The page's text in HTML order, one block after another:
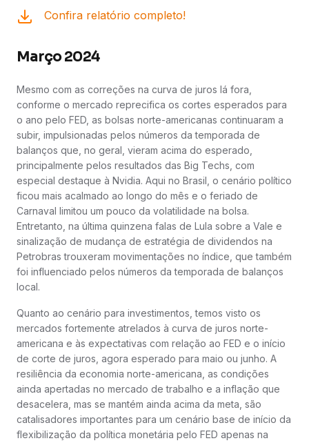
Confira relatório completo!
Março 2024
Mesmo com as correções na curva de juros lá fora,
conforme o mercado reprecifica os cortes esperados para
o ano pelo FED, as bolsas norte-americanas continuaram a
subir, impulsionadas pelos números da temporada de
balanços que, no geral, vieram acima do esperado,
principalmente pelos resultados das Big Techs, com
especial destaque à Nvidia. Aqui no Brasil, o cenário político
ficou mais acalmado ao longo do mês e o feriado de
Carnaval limitou um pouco da volatilidade na bolsa.
Entretanto, na última quinzena falas de Lula sobre a Vale e
sinalização de mudança de estratégia de dividendos na
Petrobras trouxeram movimentações no índice, que também
foi influenciado pelos números da temporada de balanços
local.
Quanto ao cenário para investimentos, temos visto os
mercados fortemente atrelados à curva de juros norte-
americana e às expectativas com relação ao FED e o início
de corte de juros, agora esperado para maio ou junho. A
resiliência da economia norte-americana, as condições
ainda apertadas no mercado de trabalho e a inflação que
desacelera, mas se mantém ainda acima da meta, são
catalisadores importantes para um cenário base de início da
flexibilização da política monetária pelo FED apenas na